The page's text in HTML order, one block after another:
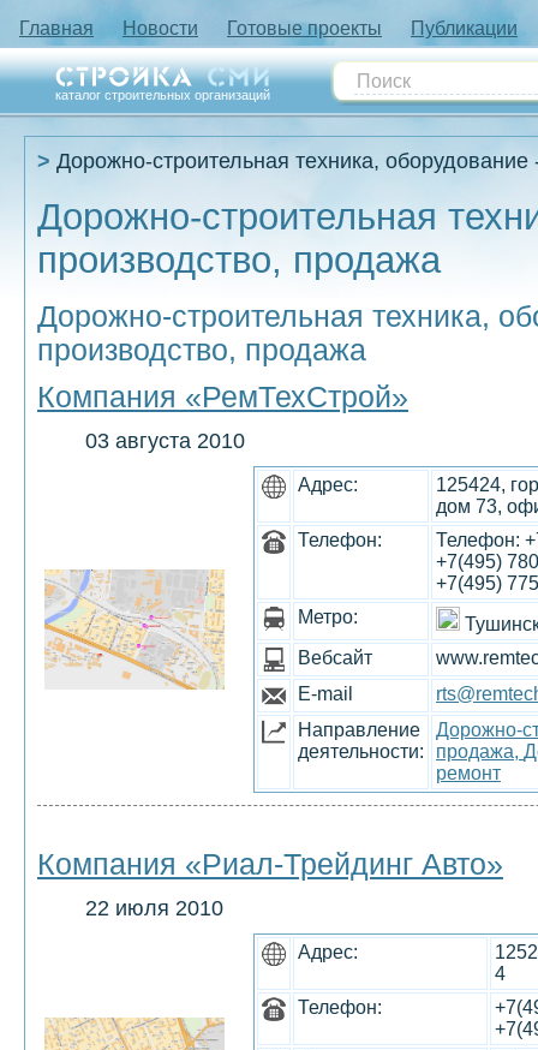
Главная Новости Готовые проекты Публикации
каталог строительных организаций
Дорожно-строительная техника,
Дорожно-строительная
производство, продажа
Дорожно-строительная техника,
производство, продажа
Компания «РемТехСтрой»
03 августа 2010
Адрес:
125424,
дом 73,
Телефон:
Телeфон:
+7(495)
+7(495)
Метро:
Вебсайт
E-mail
Направление
деятельности:
Дорожно-
продажа,
ремонт
Компания «Риал-Трейдинг Авто»
22 июля 2010
Адрес:
4
Телефон: